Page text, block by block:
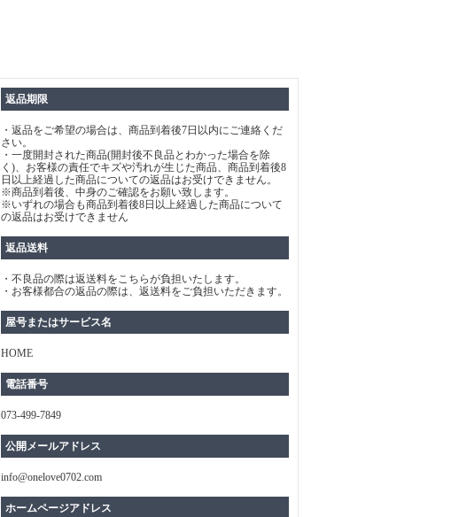
返品期限
・返品をご希望の場合は、商品到着後7日以内にご連絡くだ
さい。
・一度開封された商品(開封後不良品とわかった場合を除
く)、お客様の責任でキズや汚れが生じた商品、商品到着後8
日以上経過した商品についての返品はお受けできません。
※商品到着後、中身のご確認をお願い致します。
※いずれの場合も商品到着後8日以上経過した商品について
の返品はお受けできません
返品送料
・不良品の際は返送料をこちらが負担いたします。
・お客様都合の返品の際は、返送料をご負担いただきます。
屋号またはサービス名
HOME
電話番号
073-499-7849
公開メールアドレス
info@onelove0702.com
ホームページアドレス